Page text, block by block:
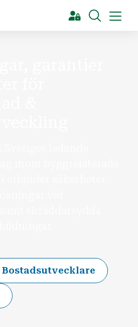
[Sök]
Bostadsutvecklare